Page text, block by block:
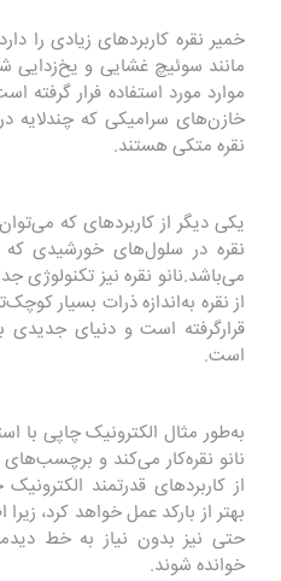
خمیر نقره کاربردهای زیادی را
مانند سوئیچ غشایی و یخ‌زدایی
موارد مورد استفاده فرار
خازن‌های سرامیکی که چندلایه
نقره متکی هستند.
یکی دیگر از کاربردهای که
نقره در سلول‌های خورشیدی که
می‌باشد.نانو نقره نیز
از نقره به‌اندازه ذرات بسیار
قرارگرفته است و دنیای جدیدی
است.
به‌طور مثال الکترونیک چاپی با
نانو نقره‌کار می‌کند و
از کاربردهای قدرتمند
بهتر از بارکد عمل خواهد کرد،
حتی نیز بدون نیاز به خط
خوانده شوند.